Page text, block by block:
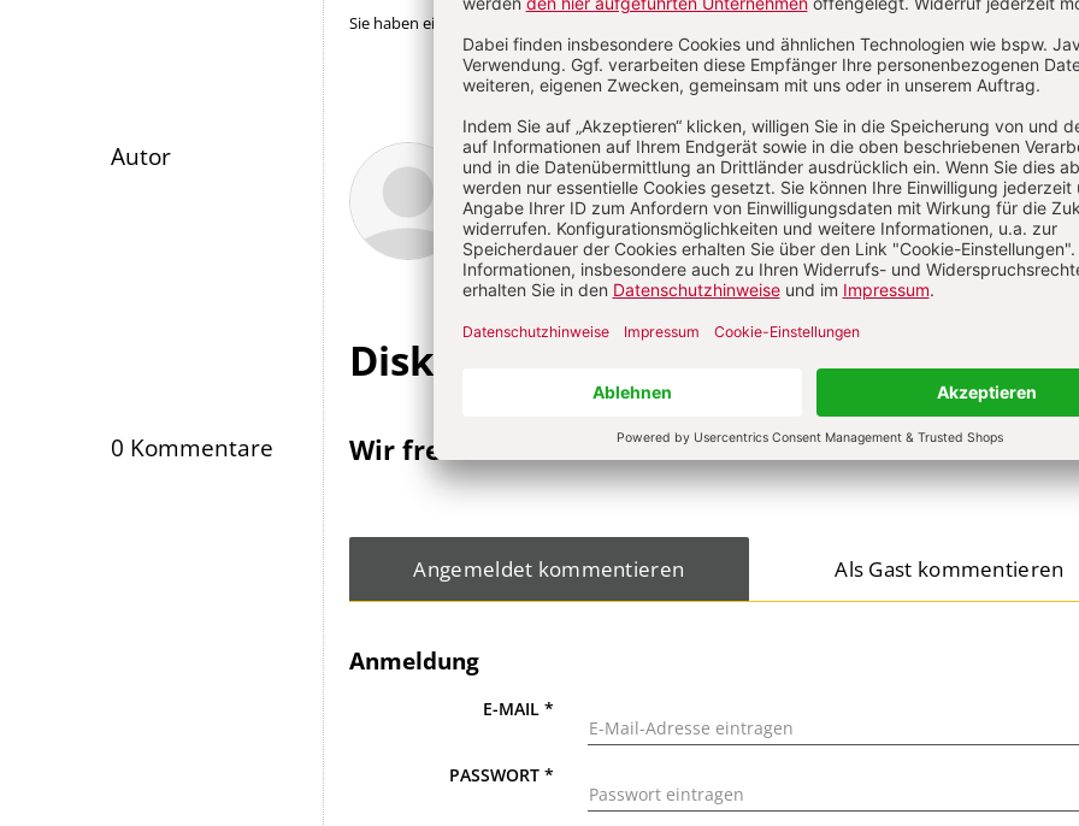
Sie haben ein Abonnement?
Überschrift
Autor Hans-Ulrich Gehring
Diskussion
0 Kommentare Wir freuen uns über Ihren Kommentar
Angemeldet kommentieren Als Gast kommentieren
Anmeldung
E-MAIL*
PASSWORT*